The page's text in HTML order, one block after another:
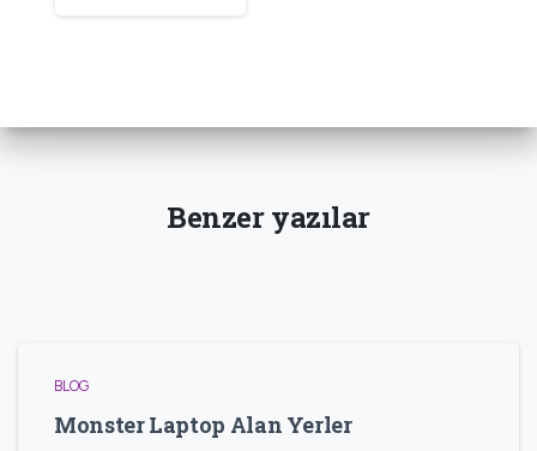
Benzer yazılar
BLOG
Monster Laptop Alan Yerler